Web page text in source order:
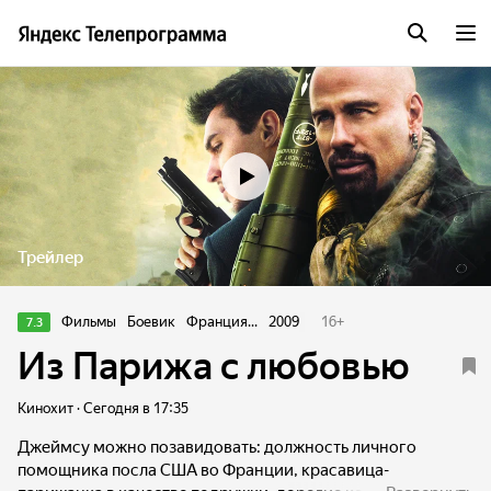
Трейлер
7.3 Фильмы Боевик Франция... 2009 16+
Из Парижа с любовью
Кинохит · Сегодня в 17:35
Джеймсу можно позавидовать: должность личного
помощника посла США во Франции, красавица-